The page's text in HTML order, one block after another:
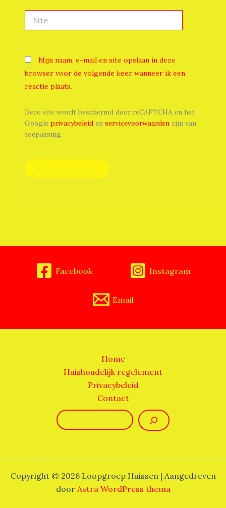
Mijn naam, e-mail en site opslaan in deze
browser voor de volgende keer wanneer ik een
reactie plaats.
Deze site wordt beschermd door reCAPTCHA en het
Google privacybeleiden servicevoorwaardenzijn van
toepassing.
Facebook Instagram
Email
Home
Huishoudelijk regelement
Privacybeleid
Contact
Zoeken
Copyright © 2026 Loopgroep Huissen | Aangedreven
door Astra WordPress thema